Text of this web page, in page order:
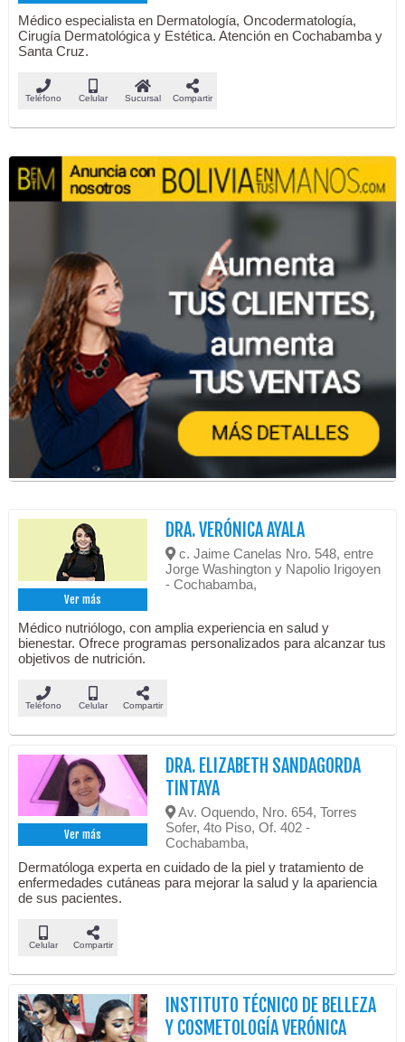
Médico especialista en Dermatología, Oncodermatología,
Cirugía Dermatológica y Estética. Atención en Cochabamba y
Santa Cruz.
Teléfono Celular Sucursal Compartir
Ver más
DRA. VERÓNICA AYALA
c. Jaime Canelas Nro. 548, entre
Jorge Washington y Napolio Irigoyen
- Cochabamba,
Médico nutriólogo, con amplia experiencia en salud y
bienestar. Ofrece programas personalizados para alcanzar tus
objetivos de nutrición.
Teléfono Celular Compartir
Ver más
DRA. ELIZABETH SANDAGORDA
TINTAYA
Av. Oquendo, Nro. 654, Torres
Sofer, 4to Piso, Of. 402 -
Cochabamba,
Dermatóloga experta en cuidado de la piel y tratamiento de
enfermedades cutáneas para mejorar la salud y la apariencia
de sus pacientes.
Celular Compartir
INSTITUTO TÉCNICO DE BELLEZA
Y COSMETOLOGÍA VERÓNICA